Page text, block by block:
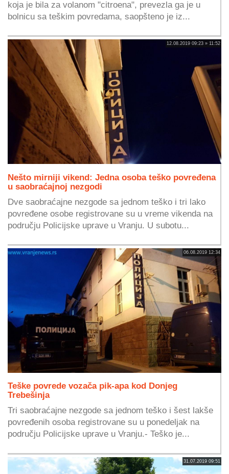
koja je bila za volanom "citroena", prevezla ga je u
bolnicu sa teškim povredama, saopšteno je iz...
12.08.2019 09:23 » 11:52
Nešto mirniji vikend: Jedna osoba teško povređena
u saobraćajnoj nezgodi
Dve saobraćajne nezgode sa jednom teško i tri lako
povređene osobe registrovane su u vreme vikenda na
području Policijske uprave u Vranju. U subotu...
06.08.2019 12:34
Teške povrede vozača pik-apa kod Donjeg
Trebešinja
Tri saobraćajne nezgode sa jednom teško i šest lakše
povređenih osoba registrovane su u ponedeljak na
području Policijske uprave u Vranju.- Teško je...
31.07.2019 09:51